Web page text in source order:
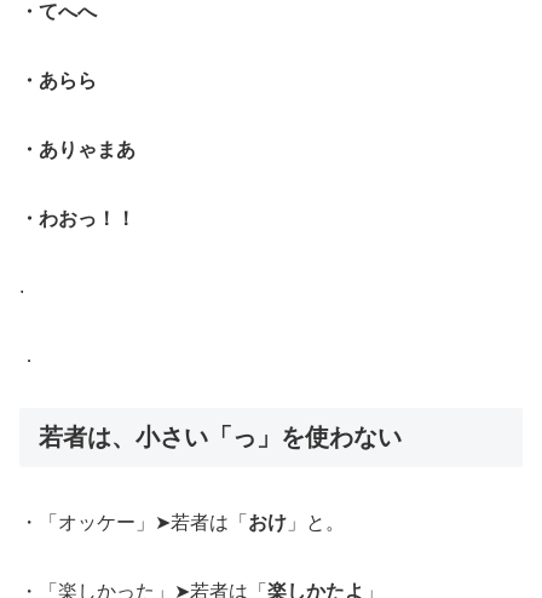
・てへへ
・あらら
・ありゃまあ
・わおっ！！
.
．
若者は、小さい「っ」を使わない
・「オッケー」➤若者は「 おけ 」と。
・「楽しかった」➤若者は「 楽しかたよ 」